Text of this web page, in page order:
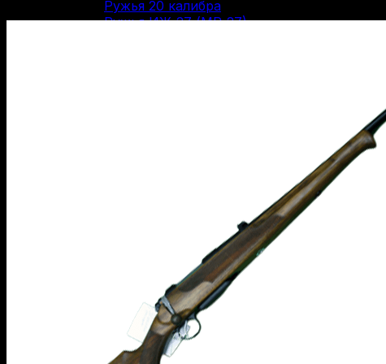
Ружья 20 калибра
Ружья ИЖ-27 (МР-27)
Нарезные карабины Вепрь
Карабины 30-06 SPR
Карабины 300 WM
Карабины 308 WIN
Карабины 7.62/39
Карабины 7.62/54R
Карабины 9.3/62
ОООП и газовое оружие